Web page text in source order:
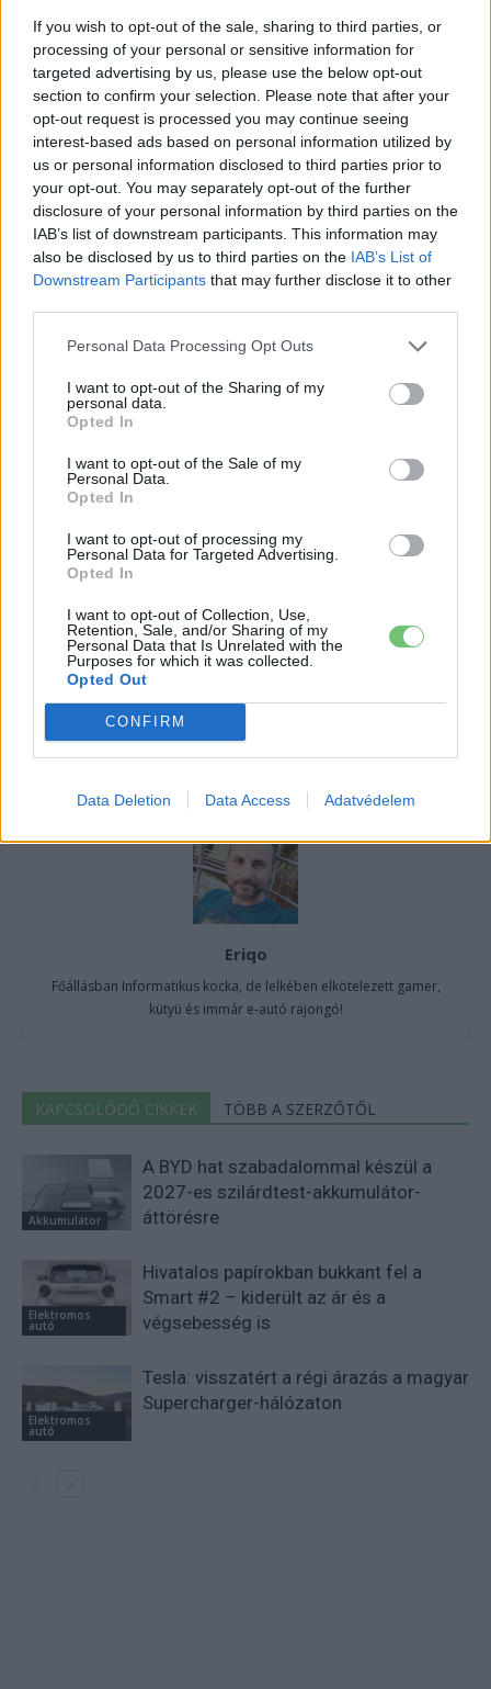
If you wish to opt-out of the sale, sharing to third parties, or
processing of your personal or sensitive information for
targeted advertising by us, please use the below opt-out
section to confirm your selection. Please note that after your
opt-out request is processed you may continue seeing
interest-based ads based on personal information utilized by
us or personal information disclosed to third parties prior to
your opt-out. You may separately opt-out of the further
disclosure of your personal information by third parties on the
IAB’s list of downstream participants. This information may
also be disclosed by us to third parties on the IAB’s List of
Downstream Participants that may further disclose it to other
Personal Data Processing Opt Outs
I want to opt-out of the Sharing of my
personal data.
Opted In
I want to opt-out of the Sale of my
Personal Data.
Opted In
I want to opt-out of processing my
Personal Data for Targeted Advertising.
Opted In
I want to opt-out of Collection, Use,
Retention, Sale, and/or Sharing of my
Personal Data that Is Unrelated with the
Purposes for which it was collected.
Opted Out
CONFIRM
Data Deletion Data Access Adatvédelem
btn_align=”ubtn-center” btn_size=”ubtn-block”
btn_title_color=”#3b5998″
btn_bg_color=”rgba(175,175,175,0.15)”
btn_hover=”ubtn-fade-bg” btn_anim_effect=”ulta-
shrink”
btn_bg_color_hover=”rgba(175,175,175,0.15)”
btn_title_color_hover=”#06c100″ icon=”Defaults-
comments” icon_size=”30″ icon_color=”#3b5998″
btn_icon_pos=”ubtn-sep-icon-at-left”
btn_shadow=”shd-bottom”
btn_shadow_color=”#3b5998″
btn_shadow_color_hover=”#06c100″
btn_font_style=”font-weight:bold;”]
Kövesd az e-cars.hu-t a Facebookon is, további
tartalmakért!
CÍMKÉK Elektromos autó
Renault
szövetség
Eriqo
Főállásban Informatikus kocka, de lelkében elkötelezett gamer,
kütyü és immár e-autó rajongó!
KAPCSOLÓDÓ CIKKEK TÖBB A SZERZŐTŐL
Akkumulátor
A BYD hat szabadalommal készül a
2027-es szilárdtest-akkumulátor-
áttörésre
Elektromos
autó
Hivatalos papírokban bukkant fel a
Smart #2 – kiderült az ár és a
végsebesség is
Elektromos
autó
Tesla: visszatért a régi árazás a magyar
Supercharger-hálózaton